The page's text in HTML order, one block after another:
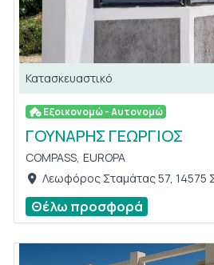
Κατασκευαστικό
Εξοικονομώ - Αυτονομώ
ΓΟΥΝΑΡΗΣ ΓΕΩΡΓΙΟΣ
COMPASS, EUROPA
Λεωφόρος Σταμάτας 57, 14575
Θέλω προσφορά